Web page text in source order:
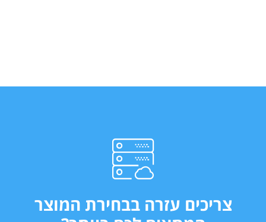
צריכים עזרה בבחירת המוצר